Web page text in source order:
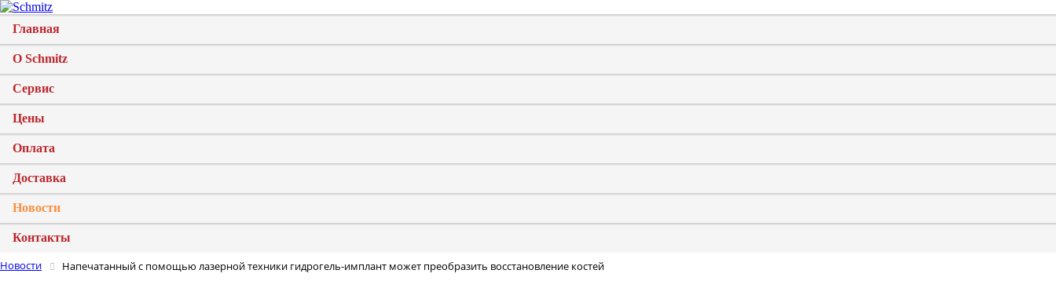
Главная
О Schmitz
Сервис
Цены
Оплата
Доставка
Новости
Контакты
Новости Напечатанный с помощью лазерной техники гидрогель-имплант может преобразить восстановление костей